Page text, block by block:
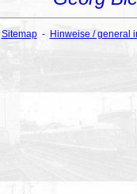
Sitemap- Hinweise / general